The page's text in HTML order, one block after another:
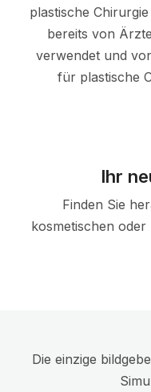
plastische
bereits von
verwendet und
für plastische
Ihr
Finden Sie
kosmetischen
Die einzige